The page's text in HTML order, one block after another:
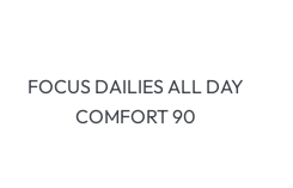
FOCUS DAILIES ALL DAY
COMFORT 90